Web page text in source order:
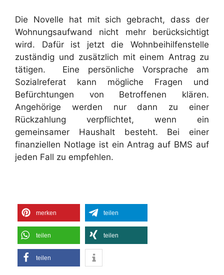
Die Novelle hat mit sich gebracht, dass der
Wohnungsaufwand nicht mehr berücksichtigt
wird. Dafür ist jetzt die Wohnbeihilfenstelle
zuständig und zusätzlich mit einem Antrag zu
tätigen. Eine persönliche Vorsprache am
Sozialreferat kann mögliche Fragen und
Befürchtungen von Betroffenen klären.
Angehörige werden nur dann zu einer
Rückzahlung verpflichtet, wenn ein
gemeinsamer Haushalt besteht. Bei einer
finanziellen Notlage ist ein Antrag auf BMS auf
jeden Fall zu empfehlen.
merken teilen
teilen teilen
teilen